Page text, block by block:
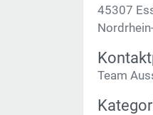
45307
Team